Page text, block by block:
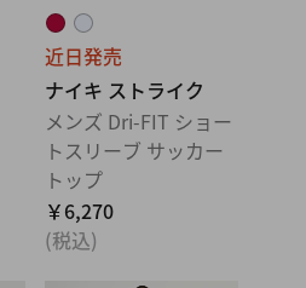
近日発売
ナイキ ストライク
メンズ Dri-FIT ショー
トスリーブ サッカー
トップ
￥6,270
(税込)